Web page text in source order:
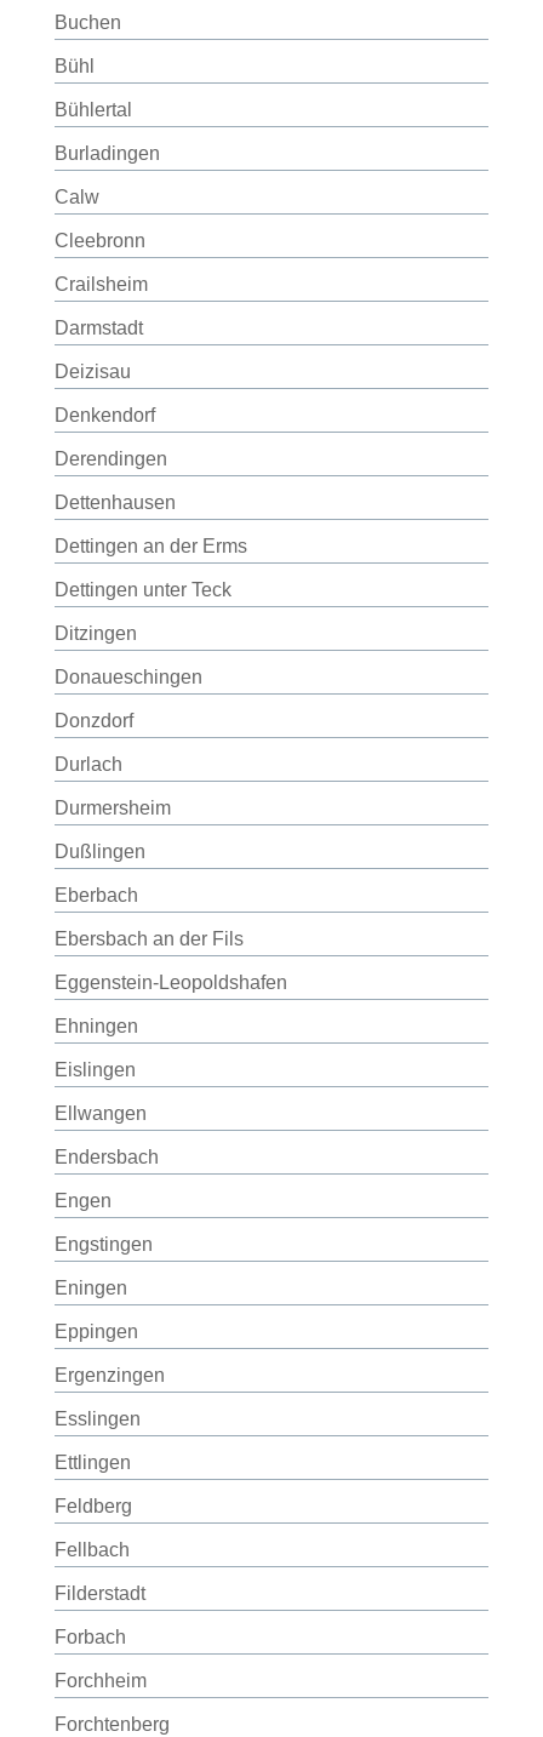
Buchen
Bühl
Bühlertal
Burladingen
Calw
Cleebronn
Crailsheim
Darmstadt
Deizisau
Denkendorf
Derendingen
Dettenhausen
Dettingen an der Erms
Dettingen unter Teck
Ditzingen
Donaueschingen
Donzdorf
Durlach
Durmersheim
Dußlingen
Eberbach
Ebersbach an der Fils
Eggenstein-Leopoldshafen
Ehningen
Eislingen
Ellwangen
Endersbach
Engen
Engstingen
Eningen
Eppingen
Ergenzingen
Esslingen
Ettlingen
Feldberg
Fellbach
Filderstadt
Forbach
Forchheim
Forchtenberg